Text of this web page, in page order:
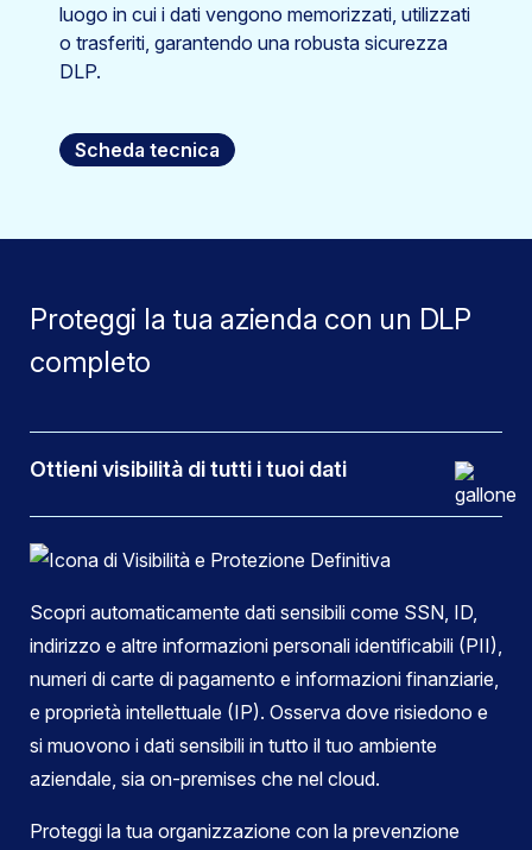
luogo in cui i dati vengono memorizzati, utilizzati
o trasferiti, garantendo una robusta sicurezza
DLP.
Scheda tecnica
Proteggi la tua azienda con un DLP
completo
Ottieni visibilità di tutti i tuoi dati
Scopri automaticamente dati sensibili come SSN, ID,
indirizzo e altre informazioni personali identificabili (PII),
numeri di carte di pagamento e informazioni finanziarie,
e proprietà intellettuale (IP). Osserva dove risiedono e
si muovono i dati sensibili in tutto il tuo ambiente
aziendale, sia on-premises che nel cloud.
Proteggi la tua organizzazione con la prevenzione